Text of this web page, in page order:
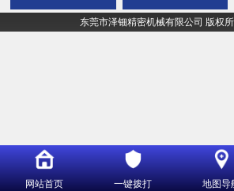
东莞市泽钿精密机械有限公司 版权
网站首页 一键拨打 地图导